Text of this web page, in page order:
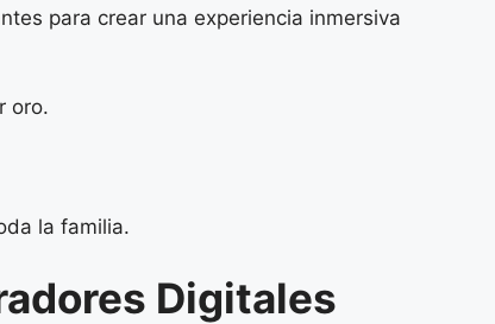
para crear una experiencia inmersiva
oro.
la familia.
Digitales